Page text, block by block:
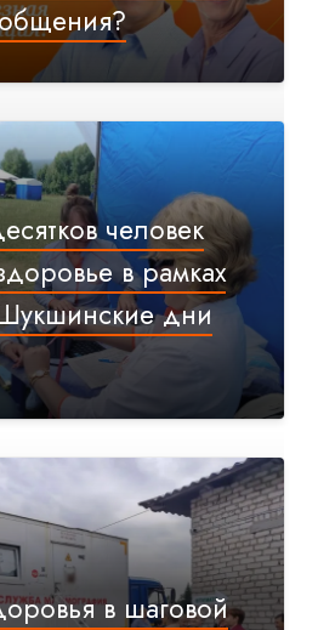
общения?
человек
в рамках
дни
в шаговой